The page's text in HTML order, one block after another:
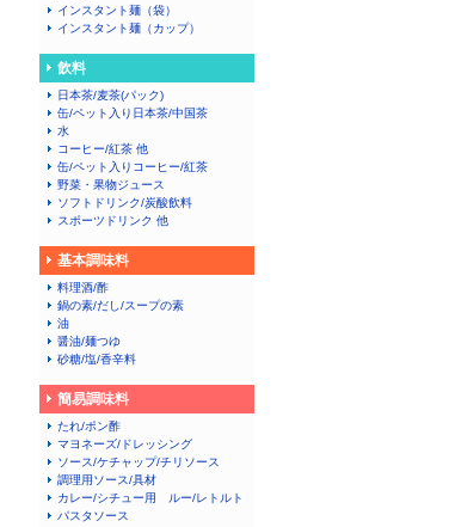
インスタント麺（袋）
インスタント麺（カップ）
飲料
日本茶/麦茶(パック)
缶/ペット入り日本茶/中国茶
水
コーヒー/紅茶 他
缶/ペット入りコーヒー/紅茶
野菜・果物ジュース
ソフトドリンク/炭酸飲料
スポーツドリンク 他
基本調味料
料理酒/酢
鍋の素/だし/スープの素
油
醤油/麺つゆ
砂糖/塩/香辛料
簡易調味料
たれ/ポン酢
マヨネーズ/ドレッシング
ソース/ケチャップ/チリソース
調理用ソース/具材
カレー/シチュー用 ルー/レトルト
パスタソース